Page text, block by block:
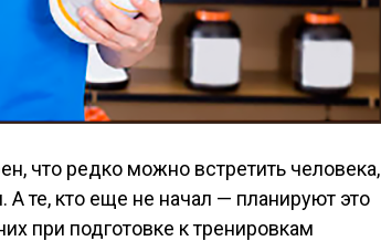
что редко можно встретить человека,
те, кто еще не начал — планируют это
при подготовке к тренировкам